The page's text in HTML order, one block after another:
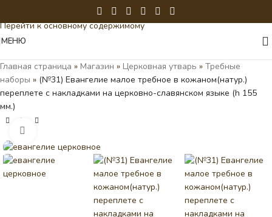
Перейти к основному содержимому
МЕНЮ
Главная страница » Магазин » Церковная утварь » Требные
наборы » (№31) Евангелие малое требное в кожаном(натур.)
переплете с накладками на церковно-славянском языке (h 155
мм.)